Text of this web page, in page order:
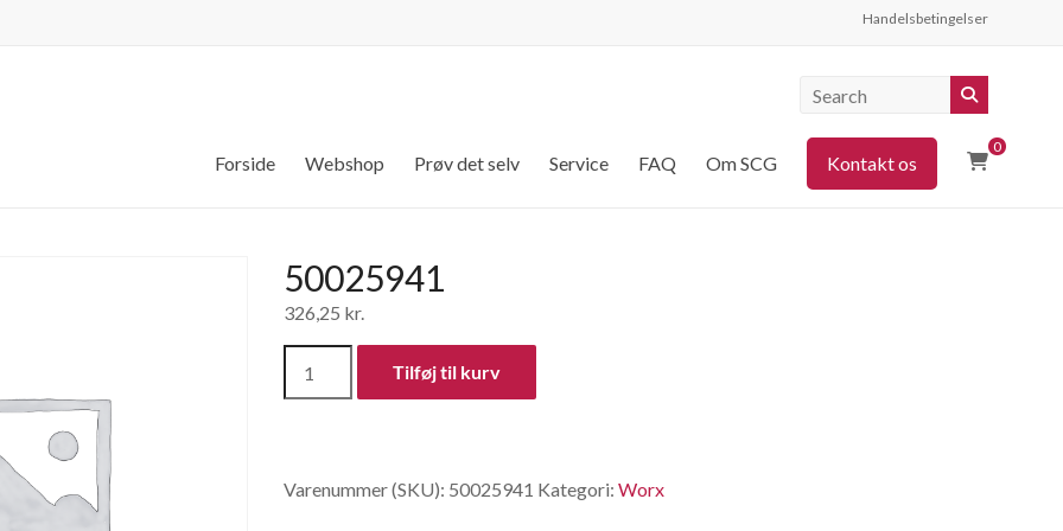
Handelsbetingelser
0
Forside Webshop Prøv det selv Service FAQ Om SCG Kontakt os
50025941
326,25 kr.
Tilføj til kurv
Varenummer (SKU): 50025941 Kategori: Worx